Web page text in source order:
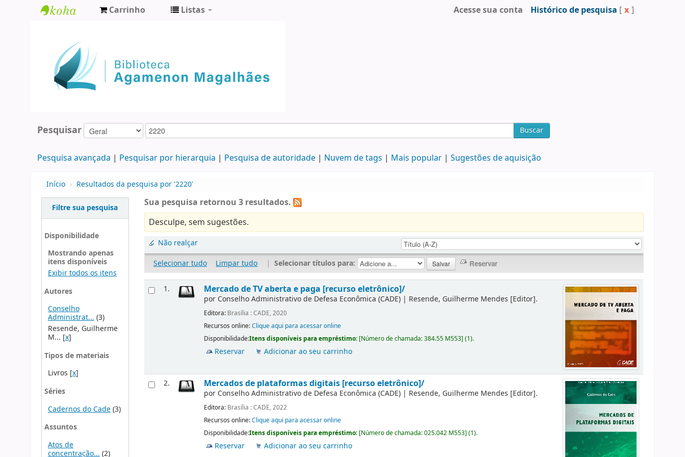
Agamenon
Magalhães
Carrinho Listas Acesse sua conta Histórico de pesquisa [ x ]
Pesquisar Buscar
Pesquisa avançada Pesquisar por hierarquia Pesquisa de autoridade Nuvem de tags Mais popular Sugestões de aquisição
Início › Resultados da pesquisa por '2220'
Filtre sua pesquisa
Disponibilidade
Mostrando apenas
itens disponíveis
Exibir todos os itens
Autores
Conselho
Administrat...(3)
Resende, Guilherme
M... [x]
Tipos de materiais
Livros [x]
Séries
Cadernos do Cade(3)
Assuntos
Atos de
concentração... (2)
Sua pesquisa retornou 3 resultados.
Desculpe, sem sugestões.
Não realçar
Selecionar tudo
Limpar tudo | Selecionar títulos para:
1. Mercado de TV aberta e paga [recurso eletrônico]/
por Conselho Administrativo de Defesa Econômica (CADE) | Resende, Guilherme Mendes [Editor].
Editora: Brasília : CADE, 2020
Recursos online:Clique aqui para acessar online
Disponibilidade:Itens disponíveis para empréstimo: [Número de chamada:384.55 M553](1).
Reservar Adicionar ao seu carrinho
2. Mercados de plataformas digitais [recurso eletrônico]/
por Conselho Administrativo de Defesa Econômica (CADE) | Resende, Guilherme Mendes [Editor].
Editora: Brasília : CADE, 2022
Recursos online:Clique aqui para acessar online
Disponibilidade:Itens disponíveis para empréstimo: [Número de chamada:025.042 M553](1).
Reservar Adicionar ao seu carrinho